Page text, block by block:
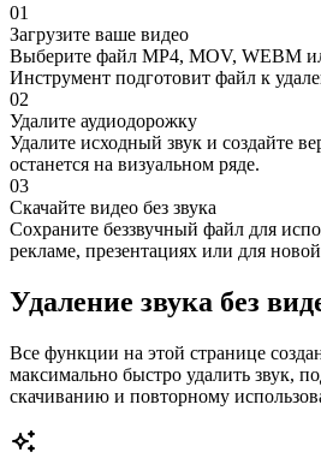
01
Загрузите ваше видео
Выберите файл MP4, MOV, WEBM
Инструмент подготовит файл к
02
Удалите аудиодорожку
Удалите исходный звук и создайте
останется на визуальном ряде.
03
Скачайте видео без звука
Сохраните беззвучный файл для
рекламе, презентациях или для
Удаление звука без
Все функции на этой странице
максимально быстро удалить звук,
скачиванию и повторному